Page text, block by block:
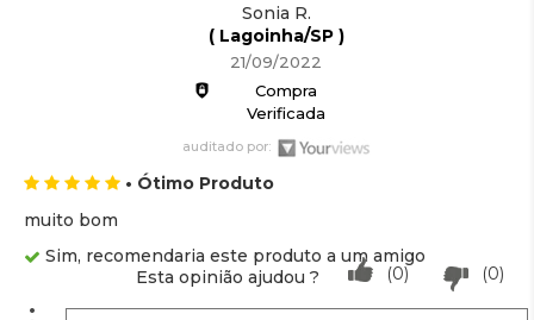
Sonia R.
( Lagoinha/SP )
21/09/2022
Compra
Verificada
auditado por:
• Ótimo Produto
muito bom
Sim, recomendaria este produto a um amigo
(0)
(0)
Esta opinião ajudou ?